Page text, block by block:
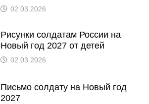
02.03.2026
Рисунки солдатам России на
Новый год 2027 от детей
02.03.2026
Письмо солдату на Новый год
2027